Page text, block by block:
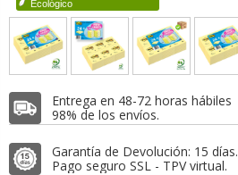
Ecológico
Entrega en 48-72 horas hábiles
98% de los envíos.
Garantía de Devolución: 15 días.
Pago seguro SSL - TPV virtual.